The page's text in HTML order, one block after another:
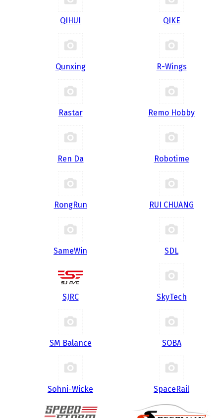
QIHUI QIKE
Qunxing R-Wings
Rastar Remo Hobby
Ren Da Robotime
RongRun RUI CHUANG
SameWin SDL
SJRC SkyTech
SM Balance SOBA
Sohni-Wicke SpaceRail